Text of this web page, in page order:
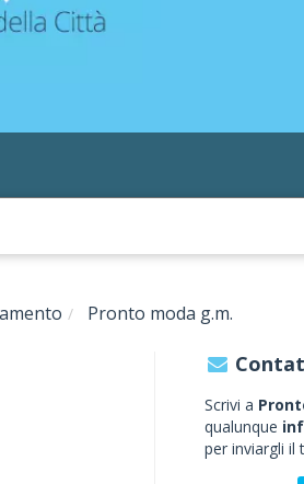
Pronto moda g.m.
Scrivi a
qualunque
per inviargli il